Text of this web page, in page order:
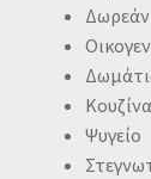
Κουζίνα
Ψυγείο